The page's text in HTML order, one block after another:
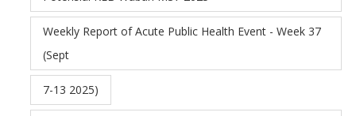
Weekly Report of Acute Public Health Event - Week 37
(Sept
7-13 2025)